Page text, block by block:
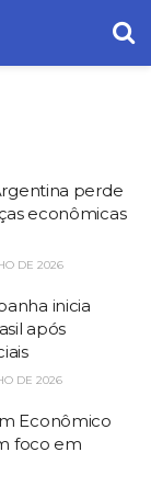
perde
econômicas
DE 2026
inicia
após
DE 2026
Econômico
foco em